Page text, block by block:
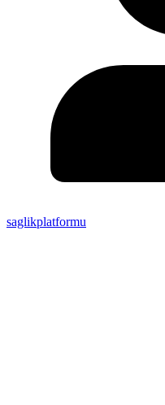
saglikplatformu